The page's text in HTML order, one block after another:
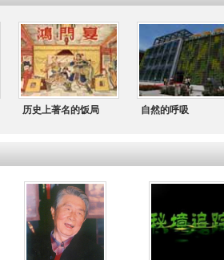
历史上著名的饭局 自然的呼吸